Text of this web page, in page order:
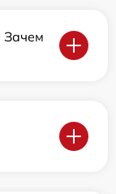
Зачем